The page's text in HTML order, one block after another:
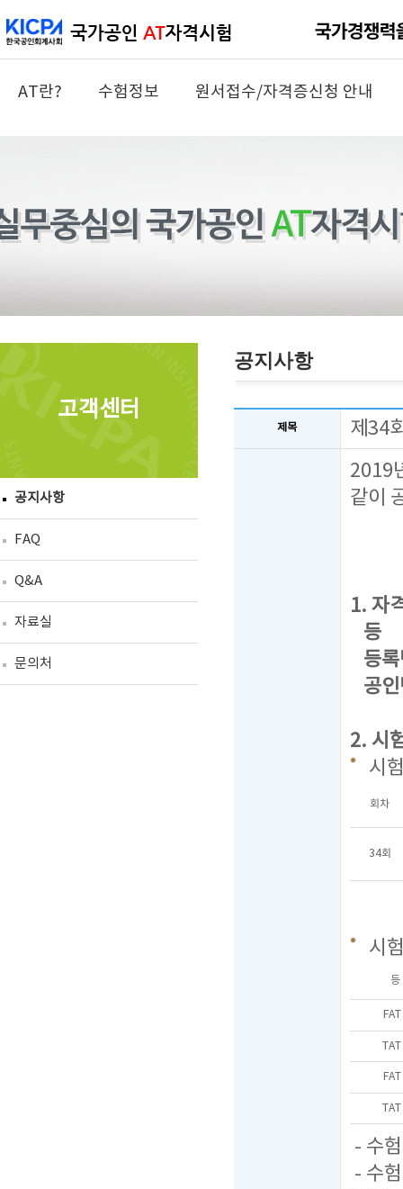
AT란? 수험정보 원서접수/자격증신청 안내
고객센터
공지사항
FAQ
Q&A
자료실
문의처
공지사항
제목 제34
2019
같이
1. 자
등
등
공인
2. 시
시
회차
34회
시
등
- 수
- 수